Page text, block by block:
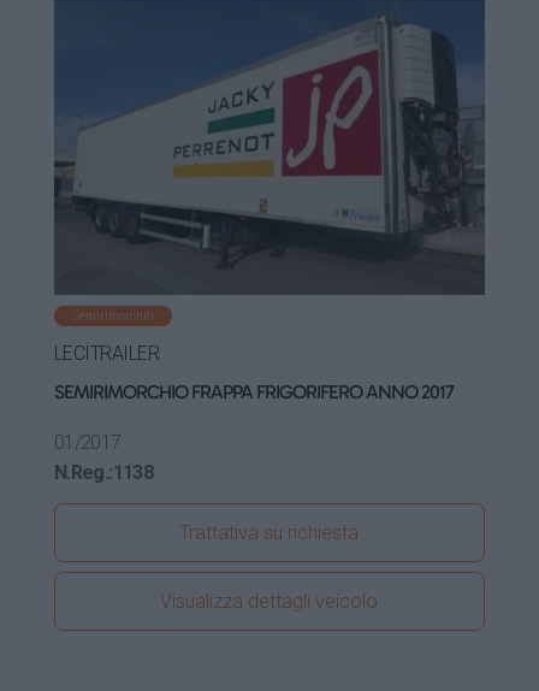
Semirimorchio
LECITRAILER
SEMIRIMORCHIO FRAPPA FRIGORIFERO ANNO 2017
01/2017
N.Reg.:1138
Trattativa su richiesta
Visualizza dettagli veicolo